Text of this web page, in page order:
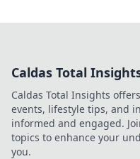
Caldas Total
Caldas Total Insights
events, lifestyle tips, and
informed and engaged.
topics to enhance your
you.